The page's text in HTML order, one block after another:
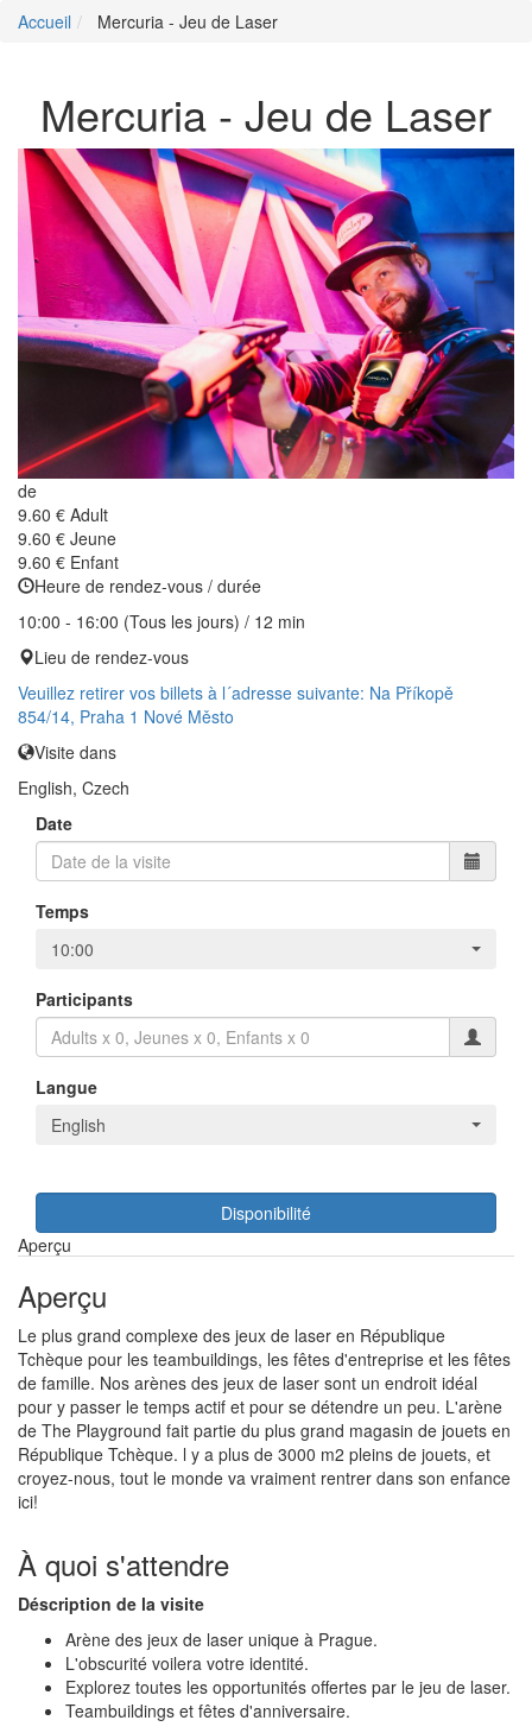
Accueil Mercuria - Jeu de Laser
Mercuria - Jeu de Laser
de
9.60 € Adult
9.60 € Jeune
9.60 € Enfant
Heure de rendez-vous / durée
10:00 - 16:00 (Tous les jours) / 12 min
Lieu de rendez-vous
Veuillez retirer vos billets à l´adresse suivante: Na Příkopě
854/14, Praha 1 Nové Město
Visite dans
English, Czech
Date
Temps
10:00
Participants
Langue
English
Disponibilité
Aperçu
Aperçu
Le plus grand complexe des jeux de laser en République
Tchèque pour les teambuildings, les fêtes d'entreprise et les fêtes
de famille. Nos arènes des jeux de laser sont un endroit idéal
pour y passer le temps actif et pour se détendre un peu. L'arène
de The Playground fait partie du plus grand magasin de jouets en
République Tchèque. l y a plus de 3000 m2 pleins de jouets, et
croyez-nous, tout le monde va vraiment rentrer dans son enfance
ici!
À quoi s'attendre
Déscription de la visite
Arène des jeux de laser unique à Prague.
L'obscurité voilera votre identité.
Explorez toutes les opportunités offertes par le jeu de laser.
Teambuildings et fêtes d'anniversaire.